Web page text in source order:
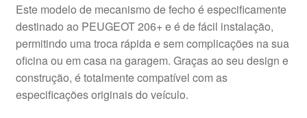
Este modelo de mecanismo de fecho é especificamente
destinado ao PEUGEOT 206+ e é de fácil instalação,
permitindo uma troca rápida e sem complicações na sua
oficina ou em casa na garagem. Graças ao seu design e
construção, é totalmente compatível com as
especificações originais do veículo.